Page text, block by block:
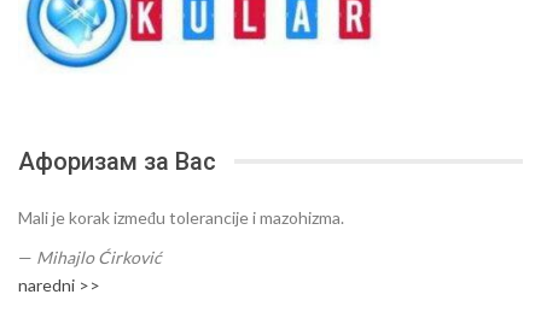
Афоризам за Вас
Mali je korak između tolerancije i mazohizma.
— Mihajlo Ćirković
naredni >>